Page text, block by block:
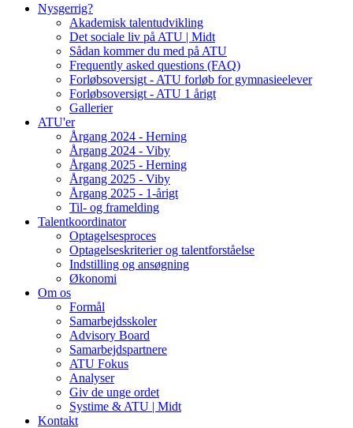
Nysgerrig?
Akademisk talentudvikling
Det sociale liv på ATU | Midt
Sådan kommer du med på ATU
Frequently asked questions (FAQ)
Forløbsoversigt - ATU forløb for gymnasieelever
Forløbsoversigt - ATU 1 årigt
Gallerier
ATU'er
Årgang 2024 - Herning
Årgang 2024 - Viby
Årgang 2025 - Herning
Årgang 2025 - Viby
Årgang 2025 - 1-årigt
Til- og framelding
Talentkoordinator
Optagelsesproces
Optagelseskriterier og talentforståelse
Indstilling og ansøgning
Økonomi
Om os
Formål
Samarbejdsskoler
Advisory Board
Samarbejdspartnere
ATU Fokus
Analyser
Giv de unge ordet
Systime & ATU | Midt
Kontakt